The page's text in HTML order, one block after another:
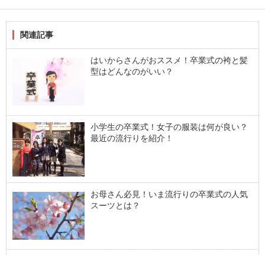
関連記事
はいからさんがおススメ！卒業式の袴と髪
型はどんなのがいい？
小学生の卒業式！女子の服装は何が良い？
最近の流行りを紹介！
お母さん必見！いま流行りの卒業式の人気
スーツとは？